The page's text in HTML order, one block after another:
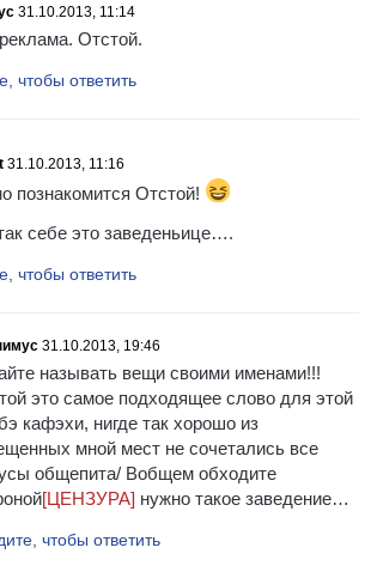
31.10.2013, 11:14
Отстой.
чтобы ответить
31.10.2013, 11:16
познакомится Отстой!
себе это заведеньице….
чтобы ответить
31.10.2013, 19:46
называть вещи своими именами!!!
это самое подходящее слово для этой
кафэхи, нигде так хорошо из
мной мест не сочетались все
общепита/ Вобщем обходите
[ЦЕНЗУРА] нужно такое заведение…
чтобы ответить